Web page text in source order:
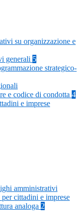
su organizzazione e
generali 5
strategico-
e codice di condotta 4
e imprese
amministrativi
cittadini e imprese
analoga 2